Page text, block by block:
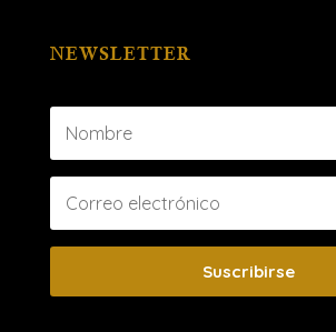
NEWSLETTER
Suscribirse